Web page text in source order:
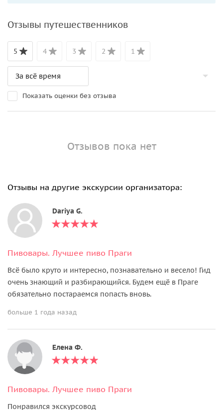
Отзывы путешественников
5 4 3 2 1
Показать оценки без отзыва
Отзывов пока нет
Отзывы на другие экскурсии организатора:
Dariya G.
Пивовары. Лучшее пиво Праги
Всё было круто и интересно, познавательно и весело! Гид
очень знающий и разбирающийся. Будем ещё в Праге
обязательно постараемся попасть вновь.
больше 1 года назад
Елена Ф.
Пивовары. Лучшее пиво Праги
Понравился экскурсовод